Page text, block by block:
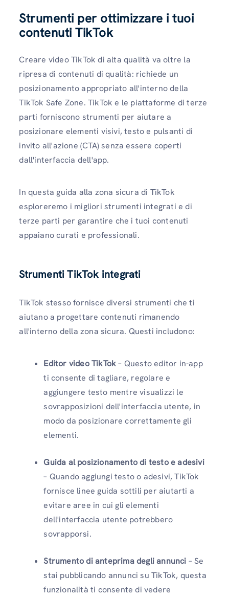
Strumenti per ottimizzare i tuoi
contenuti TikTok
Creare video TikTok di alta qualità va oltre la
ripresa di contenuti di qualità: richiede un
posizionamento appropriato all'interno della
TikTok Safe Zone. TikTok e le piattaforme di terze
parti forniscono strumenti per aiutare a
posizionare elementi visivi, testo e pulsanti di
invito all'azione (CTA) senza essere coperti
dall'interfaccia dell'app.
In questa guida alla zona sicura di TikTok
esploreremo i migliori strumenti integrati e di
terze parti per garantire che i tuoi contenuti
appaiano curati e professionali.
Strumenti TikTok integrati
TikTok stesso fornisce diversi strumenti che ti
aiutano a progettare contenuti rimanendo
all'interno della zona sicura. Questi includono:
Editor video TikTok– Questo editor in-app
ti consente di tagliare, regolare e
aggiungere testo mentre visualizzi le
sovrapposizioni dell'interfaccia utente, in
modo da posizionare correttamente gli
elementi.
Guida al posizionamento di testo e adesivi
– Quando aggiungi testo o adesivi, TikTok
fornisce linee guida sottili per aiutarti a
evitare aree in cui gli elementi
dell'interfaccia utente potrebbero
sovrapporsi.
Strumento di anteprima degli annunci – Se
stai pubblicando annunci su TikTok, questa
funzionalità ti consente di vedere